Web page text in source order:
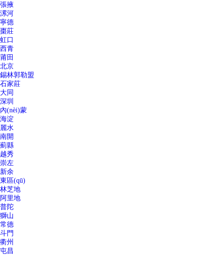
張掖
漯河
寧德
棗莊
虹口
西青
莆田
北京
錫林郭勒盟
石家莊
大同
深圳
內(nèi)蒙
海淀
麗水
南開
薊縣
越秀
崇左
新余
東區(qū)
林芝地
阿里地
普陀
獅山
常德
斗門
衢州
屯昌